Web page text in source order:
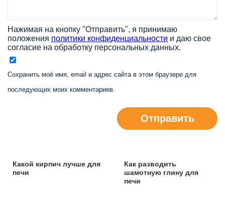
Нажимая на кнопку "Отправить", я принимаю
положения политики конфиденциальности и даю свое
согласие на обработку персональных данных.
Сохранить моё имя, email и адрес сайта в этом браузере для
последующих моих комментариев.
Отправить
Какой кирпич лучше для
печи
Как разводить
шамотную глину для
печи